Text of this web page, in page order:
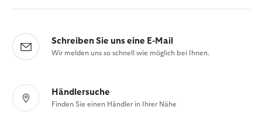
Schreiben Sie uns eine E-Mail
Wir melden uns so schnell wie möglich bei Ihnen.
Händlersuche
Finden Sie einen Händler in Ihrer Nähe